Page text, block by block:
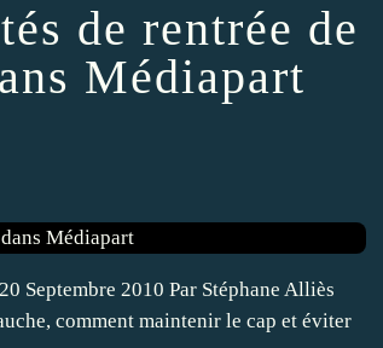
de rentrée de
Médiapart
Septembre 2010 Par Stéphane Alliès
comment maintenir le cap et éviter